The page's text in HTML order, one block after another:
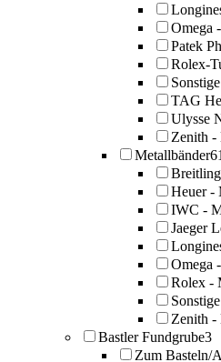
Omega
Patek
Rolex-
TAG
Ulysse
Zenith -
Metallbänder61
Heuer -
IWC -
Jaeger
Omega
Rolex -
Zenith -
Bastler Fundgrube3
Zum Basteln/